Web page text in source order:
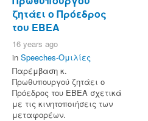
ζητάει ο Πρόεδρος
του ΕΒΕΑ
16 years ago
in Speeches-Ομιλίες
Παρέμβαση κ.
Πρωθυπουργού ζητάει ο
Πρόεδρος του ΕΒΕΑ σχετικά
με τις κινητοποιήσεις των
μεταφορέων.